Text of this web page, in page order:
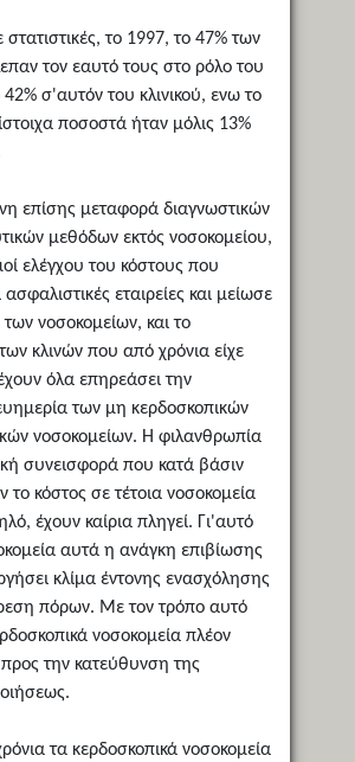
το 1997, το 47% των
τον εαυτό τους στο ρόλο του
42% σ'αυτόν του κλινικού, ενω το
ποσοστά ήταν μόλις 13%
επίσης μεταφορά διαγνωστικών
μεθόδων εκτός νοσοκομείου,
ελέγχου του κόστους που
εταιρείες και μείωσε
των νοσοκομείων, και το
κλινών που από χρόνια είχε
όλα επηρεάσει την
των μη κερδοσκοπικών
νοσοκομείων. Η φιλανθρωπία
συνεισφορά που κατά βάσιν
το κόστος σε τέτοια νοσοκομεία
έχουν καίρια πληγεί. Γι'αυτό
αυτά η ανάγκη επιβίωσης
κλίμα έντονης ενασχόλησης
πόρων. Με τον τρόπο αυτό
νοσοκομεία πλέον
την κατεύθυνση της
τα κερδοσκοπικά νοσοκομεία